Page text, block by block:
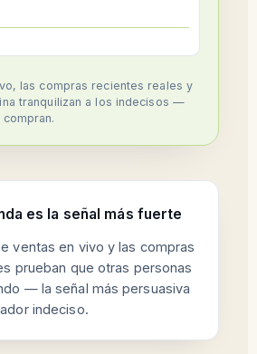
las compras recientes reales y
tranquilizan a los indecisos —
es la señal más fuerte
ventas en vivo y las compras
prueban que otras personas
— la señal más persuasiva
indeciso.